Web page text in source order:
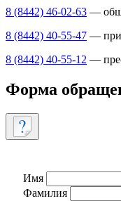
8 (8442) 46-02-63 —
8 (8442) 40-55-47 —
8 (8442) 40-55-12 —
Форма
Имя
Фамилия